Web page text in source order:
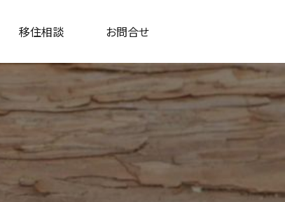
移住相談 お問合せ